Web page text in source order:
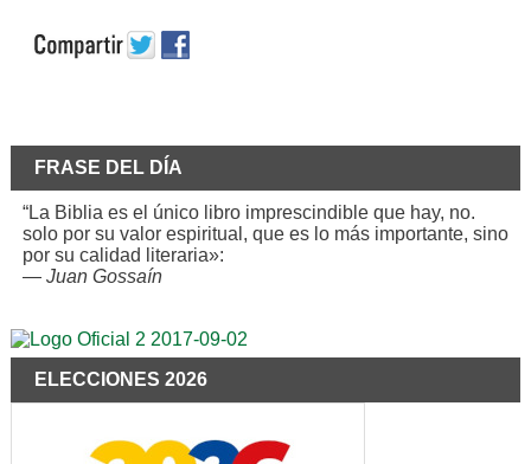
FRASE DEL DÍA
“La Biblia es el único libro imprescindible que hay, no.
solo por su valor espiritual, que es lo más importante, sino
por su calidad literaria»:
— Juan Gossaín
ELECCIONES 2026